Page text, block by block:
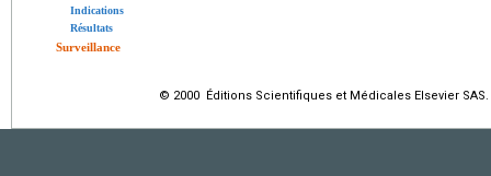
Indications
Résultats
Surveillance
© 2000 Éditions Scientifiques et Médicales Elsevier